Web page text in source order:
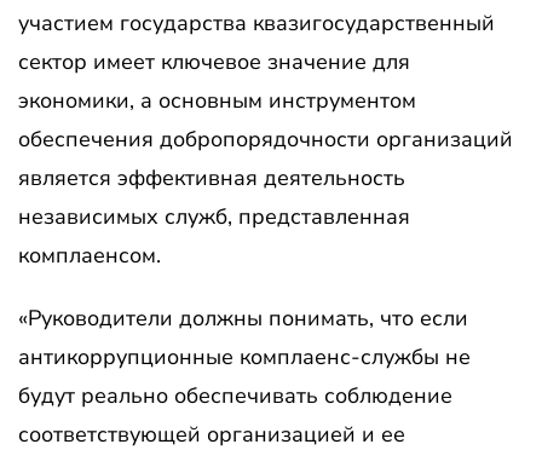
участием государства квазигосударственный
сектор имеет ключевое значение для
экономики, а основным инструментом
обеспечения добропорядочности организаций
является эффективная деятельность
независимых служб, представленная
комплаенсом.
«Руководители должны понимать, что если
антикоррупционные комплаенс-службы не
будут реально обеспечивать соблюдение
соответствующей организацией и ее